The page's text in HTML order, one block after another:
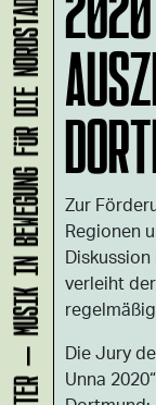
Zur
Regionen
verleiht
Die Jury
Unna
KLANG-ENTFALTER – MUSIK IN BEWEGUNG FÜR DIE NORDSTADT